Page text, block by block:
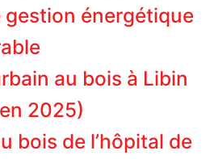
gestion énergétique
au bois à Libin
2025)
bois de l’hôpital de